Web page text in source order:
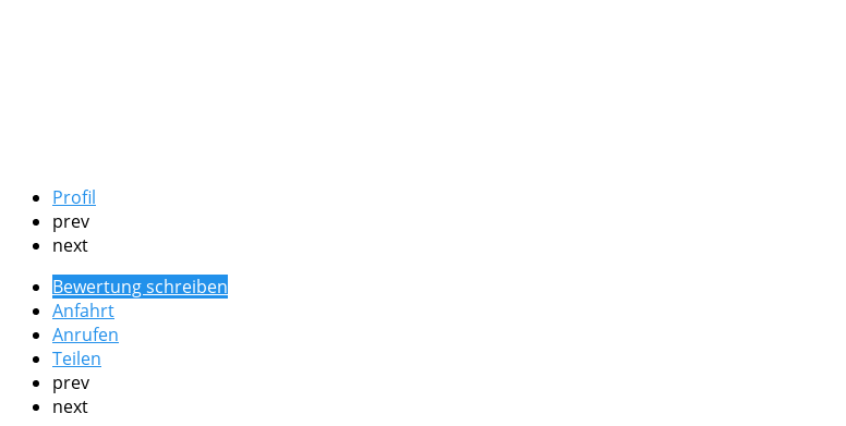
Profil
prev
next
Bewertung schreiben
Anfahrt
Anrufen
Teilen
prev
next